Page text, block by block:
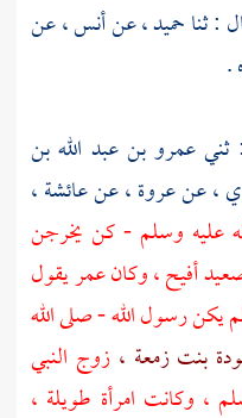
: ثناحميد ،عنأنس ،عن
.
ثنيعمرو بن عبد الله بن
،عنعروة ،عنعائشة ،
عليه وسلم - كن يخرجن
أفيح ، وكانعمريقول
يكن رسول الله - صلى الله
بنت زمعة ، زوج النبي
، وكانت امرأة طويلة ،